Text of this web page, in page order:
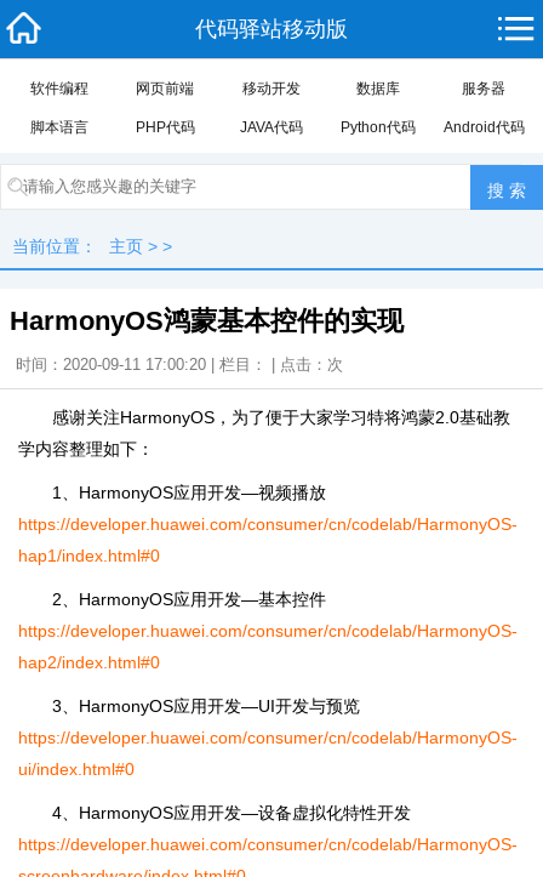
代码驿站移动版
软件编程 网页前端 移动开发 数据库 服务器
脚本语言 PHP代码 JAVA代码 Python代码 Android代码
当前位置： 主页 > >
HarmonyOS鸿蒙基本控件的实现
时间：2020-09-11 17:00:20 | 栏目： | 点击： 次
感谢关注HarmonyOS，为了便于大家学习特将鸿蒙2.0基础教
学内容整理如下：
1、HarmonyOS应用开发―视频播放
https://developer.huawei.com/consumer/cn/codelab/HarmonyOS-
hap1/index.html#0
2、HarmonyOS应用开发―基本控件
https://developer.huawei.com/consumer/cn/codelab/HarmonyOS-
hap2/index.html#0
3、HarmonyOS应用开发―UI开发与预览
https://developer.huawei.com/consumer/cn/codelab/HarmonyOS-
ui/index.html#0
4、HarmonyOS应用开发―设备虚拟化特性开发
https://developer.huawei.com/consumer/cn/codelab/HarmonyOS-